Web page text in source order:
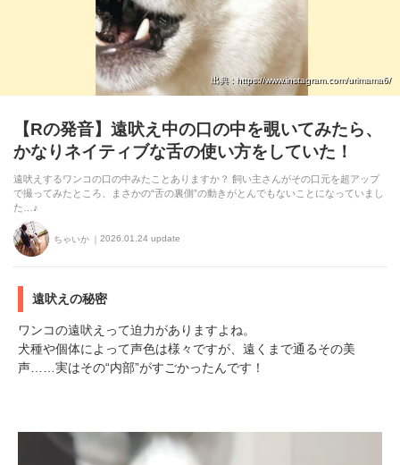
出典 : https://www.instagram.com/urimama6/
【Rの発音】遠吠え中の口の中を覗いてみたら、
かなりネイティブな舌の使い方をしていた！
遠吠えするワンコの口の中みたことありますか？ 飼い主さんがその口元を超アップ
で撮ってみたところ、まさかの“舌の裏側”の動きがとんでもないことになっていまし
た…♪
ちゃいか 2026.01.24 update
遠吠えの秘密
ワンコの遠吠えって迫力がありますよね。
犬種や個体によって声色は様々ですが、遠くまで通るその美
声……実はその“内部”がすごかったんです！